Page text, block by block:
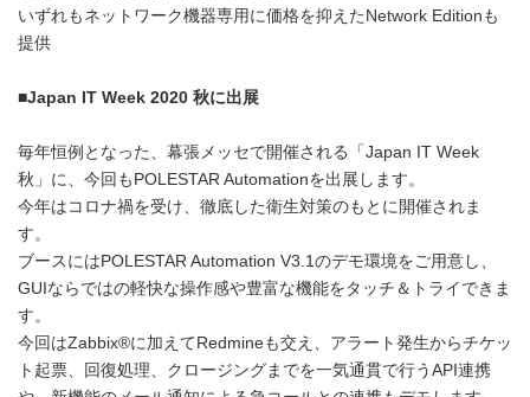
いずれもネットワーク機器専用に価格を抑えたNetwork Editionも
提供
■Japan IT Week 2020 秋に出展
毎年恒例となった、幕張メッセで開催される「Japan IT Week
秋」に、今回もPOLESTAR Automationを出展します。
今年はコロナ禍を受け、徹底した衛生対策のもとに開催されま
す。
ブースにはPOLESTAR Automation V3.1のデモ環境をご用意し、
GUIならではの軽快な操作感や豊富な機能をタッチ＆トライできま
す。
今回はZabbix®に加えてRedmineも交え、アラート発生からチケッ
ト起票、回復処理、クロージングまでを一気通貫で行うAPI連携